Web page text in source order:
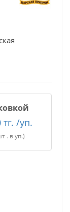
тг. /уп.
. в уп.)